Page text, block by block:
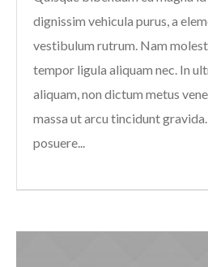
dignissim vehicula purus, a
vestibulum rutrum. Nam
tempor ligula aliquam nec. In
aliquam, non dictum metus
massa ut arcu tincidunt
posuere...